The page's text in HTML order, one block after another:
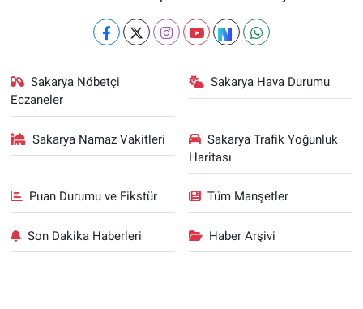
Sakarya Nöbetçi
Eczaneler
Sakarya Hava Durumu
Sakarya Namaz Vakitleri
Sakarya Trafik Yoğunluk
Haritası
Puan Durumu ve Fikstür Tüm Manşetler
Son Dakika Haberleri Haber Arşivi